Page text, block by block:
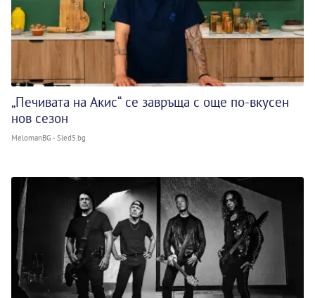
„Печивата на Акис“ се завръща с още по-вкусен
нов сезон
MelomanBG - Sled5.bg